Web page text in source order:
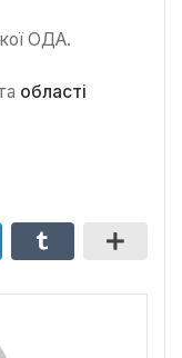
ОДА.
області